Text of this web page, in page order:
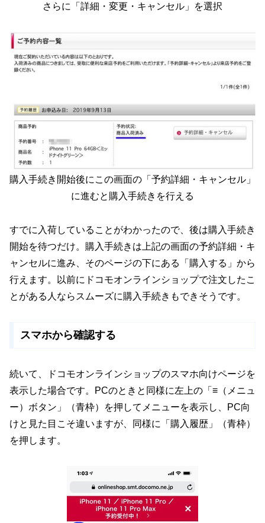
さらに「詳細・変更・キャンセル」を選択
購入手続き開始後にこの画面の「予約詳細・キャンセル」
に進むと購入手続きを行える
すでに入荷していることがわかったので、後は購入手続き
開始を待つだけ。購入手続きは上記の画面の予約詳細・キ
ャンセルに進み、そのページの下にある「購入する」から
行えます。以前にドコモオンラインショップで注文したこ
とがある人ならスムーズに購入手続きもできそうです。
スマホから確認する
続いて、ドコモオンラインショップのスマホ向けページを
表示した場合です。PCのときと同様に左上の「≡（メニュ
ー）ボタン」（青枠）を押してメニューを表示し、PC向
けと見た目こそ違いますが、同様に「購入履歴」（青枠）
を押します。